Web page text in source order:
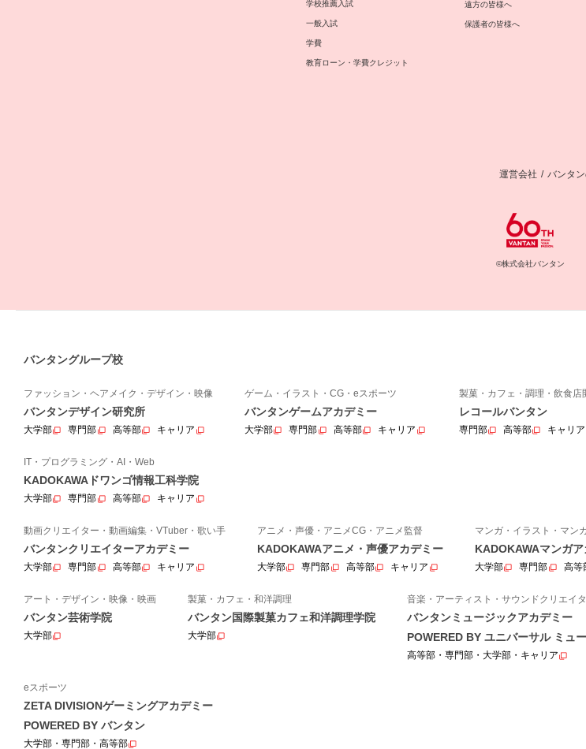
学校推薦入試
一般入試
学費
教育ローン・学費クレジット
遠方の皆様へ
保護者の皆様へ
運営会社 / バンタ
©株式会社バンタン
バンタングループ校
ファッション・ヘアメイク・デザイン・映像
バンタンデザイン研究所
大学部 専門部 高等部 キャリア
ゲーム・イラスト・CG・eスポーツ
バンタンゲームアカデミー
大学部 専門部 高等部 キャリア
製菓・カフェ・調理・飲食店
レコールバンタン
専門部 高等部 キャリア
IT・プログラミング・AI・Web
KADOKAWAドワンゴ情報工科学院
大学部 専門部 高等部 キャリア
動画クリエイター・動画編集・VTuber・歌い手
バンタンクリエイターアカデミー
大学部 専門部 高等部 キャリア
アニメ・声優・アニメCG・アニメ監督
KADOKAWAアニメ・声優アカデミー
大学部 専門部 高等部 キャリア
マンガ・イラスト・マン
KADOKAWAマンガ
大学部 専門部 高等
アート・デザイン・映像・映画
バンタン芸術学院
大学部
製菓・カフェ・和洋調理
バンタン国際製菓カフェ和洋調理学院
大学部
音楽・アーティスト・サウンドクリエイ
バンタンミュージックアカデミー
POWERED BY ユニバーサル ミュ
高等部・専門部・大学部・キャリア
eスポーツ
ZETA DIVISIONゲーミングアカデミー
POWERED BY バンタン
大学部・専門部・高等部